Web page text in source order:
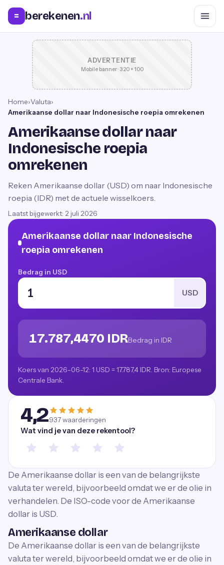
= berekenen.nl
ADVERTENTIE
Mobile banner · 320 × 100
Home›Valuta›
Amerikaanse dollar naar Indonesische roepia omrekenen
Amerikaanse dollar naar
Indonesische roepia
omrekenen
Reken Amerikaanse dollar (USD) om naar Indonesische
roepia (IDR) met de actuele wisselkoers.
Laatst bijgewerkt: 2 juli 2026
Amerikaanse dollar naar Indonesische
roepia omrekenen
Bedrag in USD
USD
17.787,4470 IDRBedrag in IDR
Koers van 2026-06-12: 1 USD = 17.787,4 IDR. Bron: Europese
Centrale Bank.
4,2937waarderingen
Wat vind je van deze rekentool?
De Amerikaanse dollar is een van de belangrijkste
valuta ter wereld, bijvoorbeeld omdat we er de olie in
verhandelen. De ISO-code voor de Amerikaanse
dollar is USD.
Amerikaanse dollar
De Amerikaanse dollar is een van de belangrijkste
valuta ter wereld, bijvoorbeeld omdat we er de olie in